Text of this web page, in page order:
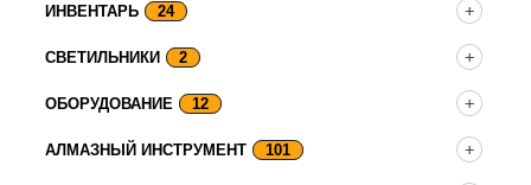
ИНВЕНТАРЬ 24
СВЕТИЛЬНИКИ 2
ОБОРУДОВАНИЕ 12
АЛМАЗНЫЙ ИНСТРУМЕНТ 101